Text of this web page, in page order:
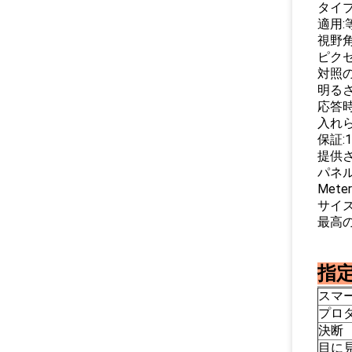
タイ
適用:
視野
ピク
対照
明る
応答
入れ
保証
提供
パネ
サイ
最高
指
スマ
プロ
決断
目に